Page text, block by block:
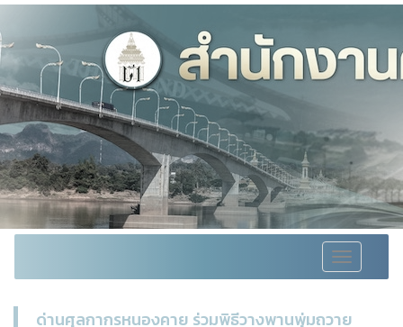
Toggle
navigation
ด่านศุลกากรหนองคาย ร่วมพิธีวางพานพุ่มถวาย